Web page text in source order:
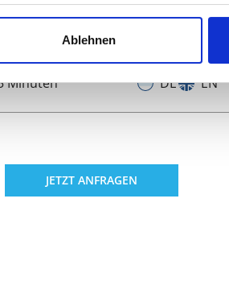
Ablehnen
Sie Ihren Coach kostenlos und
kennen
Minuten DE EN
JETZT ANFRAGEN